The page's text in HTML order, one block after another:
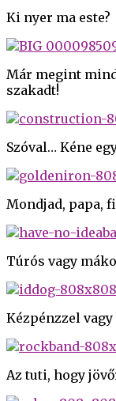
Ki nyer ma este?
Már megint
szakadt!
Szóval… Kéne
Mondjad, papa,
Túrós vagy
Kézpénzzel
Az tuti, hogy